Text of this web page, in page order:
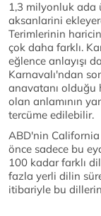
1,3 milyonluk ada
aksanlarini
Terimlerinin
çok daha farklı.
eğlence anlayışı
Karnavalı'ndan
anavatanı olduğu
olan anlamının
tercüme edilebilir.
ABD'nin California
önce sadece bu
100 kadar farklı
fazla yerli dilin
itibariyle bu